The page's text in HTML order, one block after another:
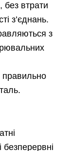
без втрати
з’єднань.
з
правильно
безперервні